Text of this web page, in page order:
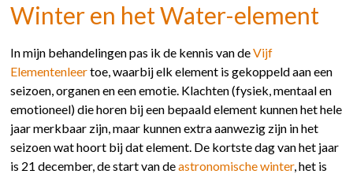
Winter en het Water-element
In mijn behandelingen pas ik de kennis van deVijf
Elementenleertoe, waarbij elk element is gekoppeld aan een
seizoen, organen en een emotie. Klachten (fysiek, mentaal en
emotioneel) die horen bij een bepaald element kunnen het hele
jaar merkbaar zijn, maar kunnen extra aanwezig zijn in het
seizoen wat hoort bij dat element. De kortste dag van het jaar
is 21 december, de start van deastronomische winter, het is